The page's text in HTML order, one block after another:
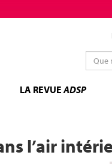
LA REVUEADSP
l’air